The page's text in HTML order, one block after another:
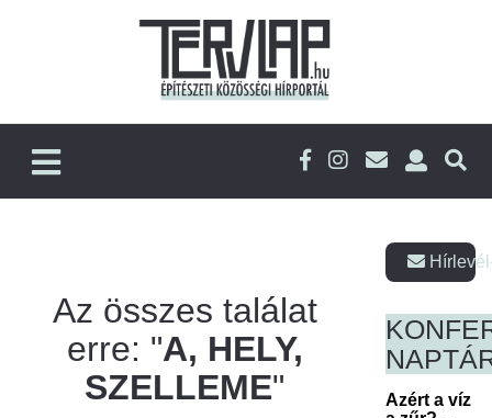
Az összes találat
erre: "A, HELY,
SZELLEME"
Azért a víz